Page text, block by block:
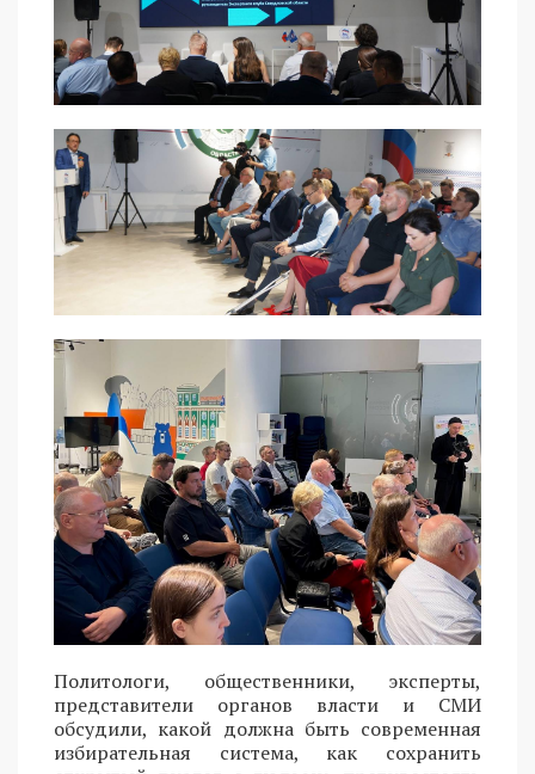
Политологи, общественники, эксперты,
представители органов власти и СМИ
обсудили, какой должна быть современная
избирательная система, как сохранить